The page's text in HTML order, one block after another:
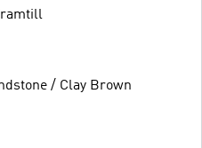
/ Clay Brown